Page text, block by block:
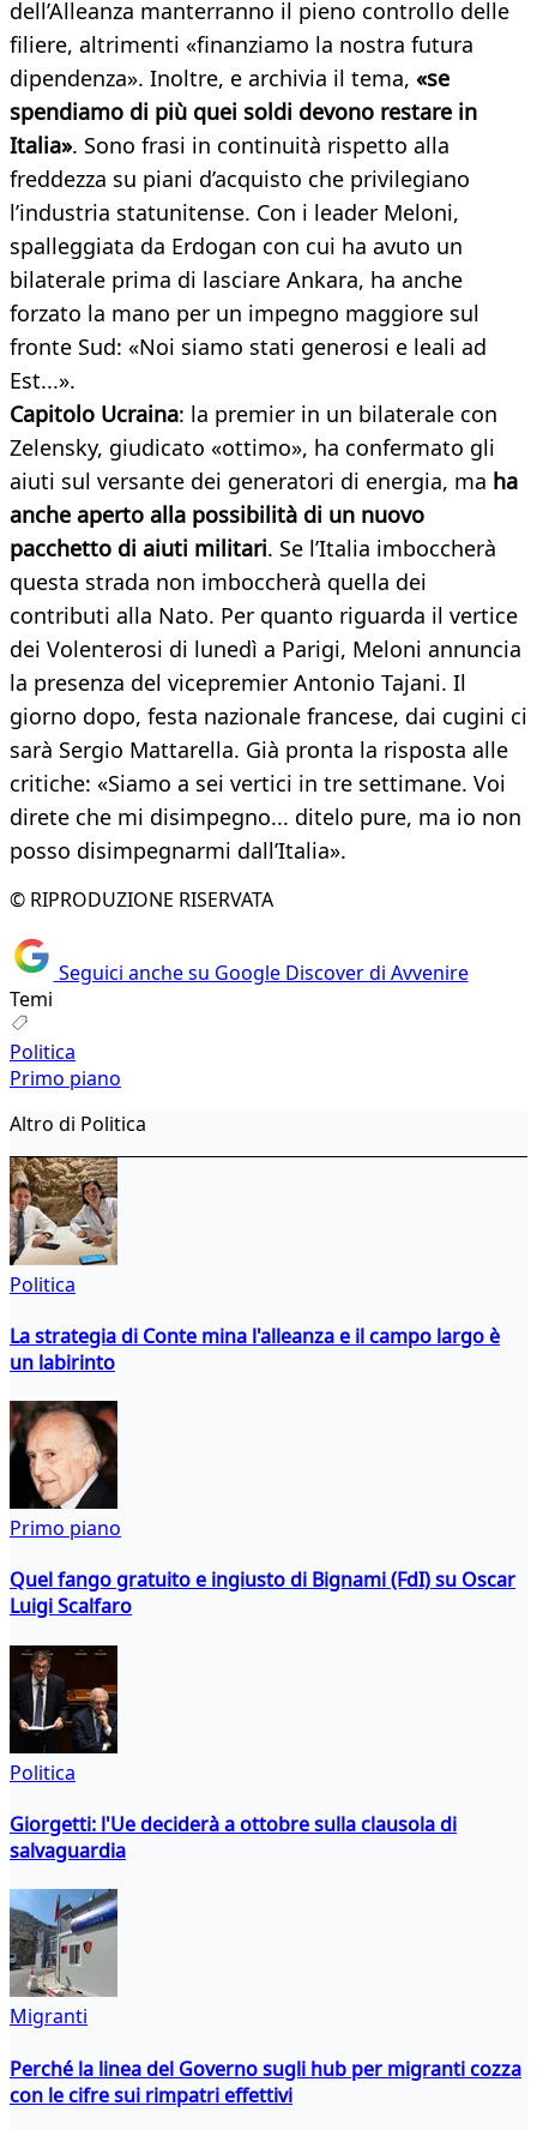
dell’Alleanza manterranno il pieno controllo delle
filiere, altrimenti «finanziamo la nostra futura
dipendenza». Inoltre, e archivia il tema, «se
spendiamo di più quei soldi devono restare in
Italia». Sono frasi in continuità rispetto alla
freddezza su piani d’acquisto che privilegiano
l’industria statunitense. Con i leader Meloni,
spalleggiata da Erdogan con cui ha avuto un
bilaterale prima di lasciare Ankara, ha anche
forzato la mano per un impegno maggiore sul
fronte Sud: «Noi siamo stati generosi e leali ad
Est...».
Capitolo Ucraina: la premier in un bilaterale con
Zelensky, giudicato «ottimo», ha confermato gli
aiuti sul versante dei generatori di energia, ma ha
anche aperto alla possibilità di un nuovo
pacchetto di aiuti militari. Se l’Italia imboccherà
questa strada non imboccherà quella dei
contributi alla Nato. Per quanto riguarda il vertice
dei Volenterosi di lunedì a Parigi, Meloni annuncia
la presenza del vicepremier Antonio Tajani. Il
giorno dopo, festa nazionale francese, dai cugini ci
sarà Sergio Mattarella. Già pronta la risposta alle
critiche: «Siamo a sei vertici in tre settimane. Voi
direte che mi disimpegno... ditelo pure, ma io non
posso disimpegnarmi dall’Italia».
© RIPRODUZIONE RISERVATA
Seguici anche su Google Discover di Avvenire
Temi
Politica
Primo piano
Altro di Politica
Politica
La strategia di Conte mina l'alleanza e il campo largo è
un labirinto
Primo piano
Quel fango gratuito e ingiusto di Bignami (FdI) su Oscar
Luigi Scalfaro
Politica
Giorgetti: l'Ue deciderà a ottobre sulla clausola di
salvaguardia
Migranti
Perché la linea del Governo sugli hub per migranti cozza
con le cifre sui rimpatri effettivi